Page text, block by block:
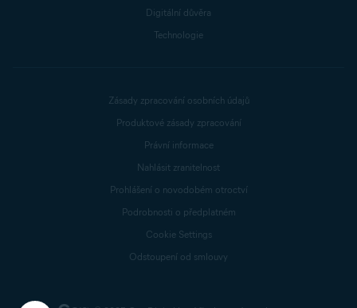
Digitální důvěra
Technologie
Zásady zpracování osobních údajů
Produktové zásady zpracování
Právní informace
Nahlásit zranitelnost
Prohlášení o novodobém otroctví
Podrobnosti o předplatném
Cookie Settings
Odstoupení od smlouvy